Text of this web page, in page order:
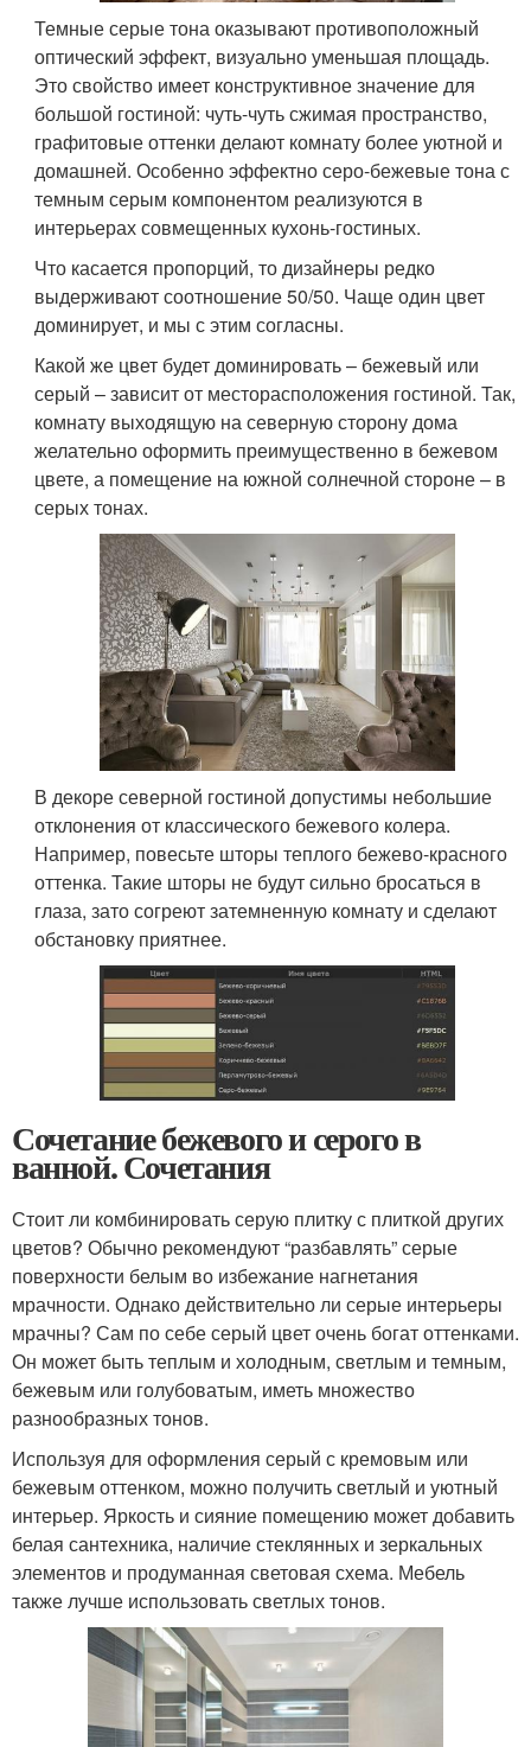
Темные серые тона оказывают противоположный
оптический эффект, визуально уменьшая площадь.
Это свойство имеет конструктивное значение для
большой гостиной: чуть-чуть сжимая пространство,
графитовые оттенки делают комнату более уютной и
домашней. Особенно эффектно серо-бежевые тона с
темным серым компонентом реализуются в
интерьерах совмещенных кухонь-гостиных.
Что касается пропорций, то дизайнеры редко
выдерживают соотношение 50/50. Чаще один цвет
доминирует, и мы с этим согласны.
Какой же цвет будет доминировать – бежевый или
серый – зависит от месторасположения гостиной. Так,
комнату выходящую на северную сторону дома
желательно оформить преимущественно в бежевом
цвете, а помещение на южной солнечной стороне – в
серых тонах.
В декоре северной гостиной допустимы небольшие
отклонения от классического бежевого колера.
Например, повесьте шторы теплого бежево-красного
оттенка. Такие шторы не будут сильно бросаться в
глаза, зато согреют затемненную комнату и сделают
обстановку приятнее.
Сочетание бежевого и серого в
ванной. Сочетания
Стоит ли комбинировать серую плитку с плиткой других
цветов? Обычно рекомендуют “разбавлять” серые
поверхности белым во избежание нагнетания
мрачности. Однако действительно ли серые интерьеры
мрачны? Сам по себе серый цвет очень богат оттенками.
Он может быть теплым и холодным, светлым и темным,
бежевым или голубоватым, иметь множество
разнообразных тонов.
Используя для оформления серый с кремовым или
бежевым оттенком, можно получить светлый и уютный
интерьер. Яркость и сияние помещению может добавить
белая сантехника, наличие стеклянных и зеркальных
элементов и продуманная световая схема. Мебель
также лучше использовать светлых тонов.